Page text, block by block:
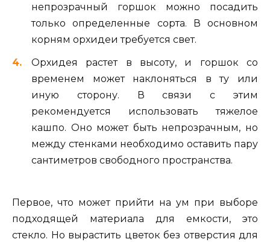
непрозрачный горшок можно посадить
только определенные сорта. В основном
корням орхидеи требуется свет.
Орхидея растет в высоту, и горшок со
временем может наклоняться в ту или
иную сторону. В связи с этим
рекомендуется использовать тяжелое
кашпо. Оно может быть непрозрачным, но
между стенками необходимо оставить пару
сантиметров свободного пространства.
Первое, что может прийти на ум при выборе
подходящей материала для емкости, это
стекло. Но вырастить цветок без отверстия для